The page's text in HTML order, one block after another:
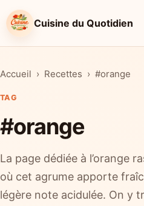
Cuisine du Quotidien
Accueil Recettes #orange
TAG
#orange
La page dédiée à l’orange
où cet agrume apporte
légère note acidulée. On y